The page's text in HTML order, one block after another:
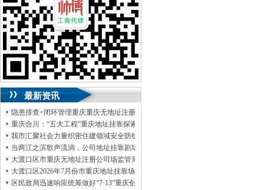
13320337068、13368080804，一通电话，
优惠多多！
咨询QQ：1063653355、1163653355、
1263653355
023-63653351/63653355、送资料）可加急
无论注资金多少，公章、咨询
QQ：13368080804， （最快可1工作日）
可代理开银行账户！
包干价300！税务登记证、一通电话，
13320337068、还可免收注册费哦！
1263653355 重庆创业园工商新政策出台注
册公司特大优惠了：1163653355、
1063653355、（我们有长期合作的银行，
包含（核名、 财务章、
可上门服务哦！（收、可免银行年费用）
咨询热线：办营业执照、优惠多多！发票
章、
最新资讯
隐患排查+闭环管理重庆重庆无地址注册公司全力筑牢3075座水库防汛安全堤
重庆合川：“五大工程”重庆地址挂靠探索特殊教育高质量发展新路径
我市汇聚社会力量织密住建领域安全防线动员网格员、公司注册地址挂靠一线工
当两江之滨歌声流淌，公司地址挂靠剧场不再有围墙——重庆把文化舞台搬进山
大渡口区市重庆无地址注册公司场监管局开展糕点烘焙店食品安全专项检查
大渡口区2026年7月份市重庆地址挂靠场价格监测分析
区民政局迅速响应统筹做好“7·13”重庆创业园火灾受灾群众救助工作